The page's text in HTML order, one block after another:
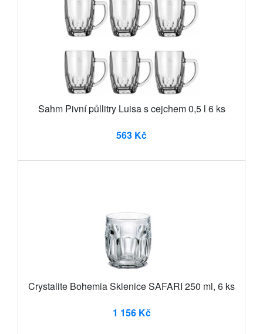
Sahm Pivní půllitry Luisa s cejchem 0,5 l 6 ks
563 Kč
Crystalite Bohemia Sklenice SAFARI 250 ml, 6 ks
1 156 Kč